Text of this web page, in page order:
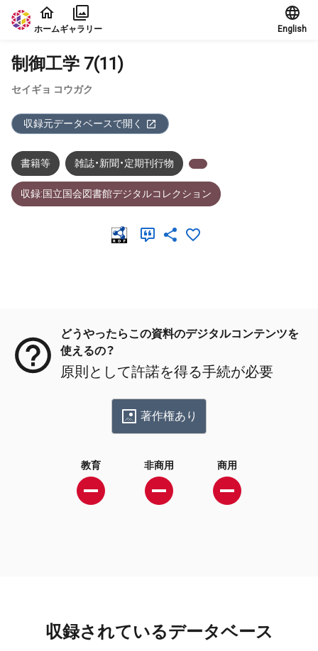
本文に飛ぶ
ホームギャラリー English
制御工学 7(11)
セイギョ コウガク
収録元データベースで開く
書籍等 雑誌・新聞・定期刊行物
収録:国立国会図書館デジタルコレクション
どうやったらこの資料のデジタルコンテンツを
使えるの？
原則として許諾を得る手続が必要
著作権あり
教育 非商用 商用
収録されているデータベース